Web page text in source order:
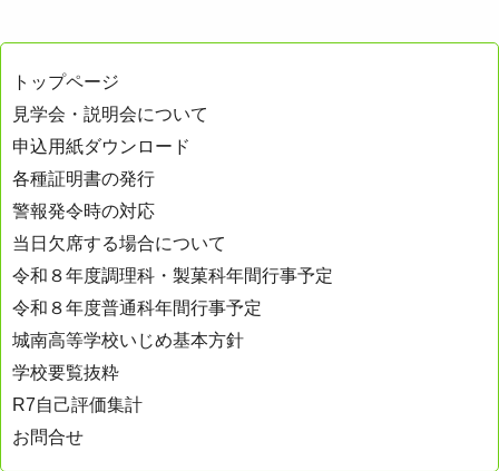
トップページ
見学会・説明会について
申込用紙ダウンロード
各種証明書の発行
警報発令時の対応
当日欠席する場合について
令和８年度調理科・製菓科年間行事予定
令和８年度普通科年間行事予定
城南高等学校いじめ基本方針
学校要覧抜粋
R7自己評価集計
お問合せ